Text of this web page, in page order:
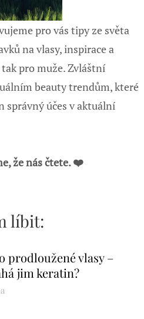
pro vás tipy ze světa
na vlasy, inspirace a
pro muže. Zvláštní
beauty trendům, které
správný účes v aktuální
že nás čtete. ❤️
líbit:
prodloužené vlasy –
jim keratin?